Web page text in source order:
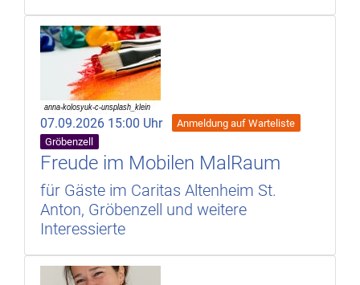
07.09.2026 15:00 Uhr
Anmeldung auf Warteliste
Gröbenzell
Freude im Mobilen MalRaum
für Gäste im Caritas Altenheim St.
Anton, Gröbenzell und weitere
Interessierte